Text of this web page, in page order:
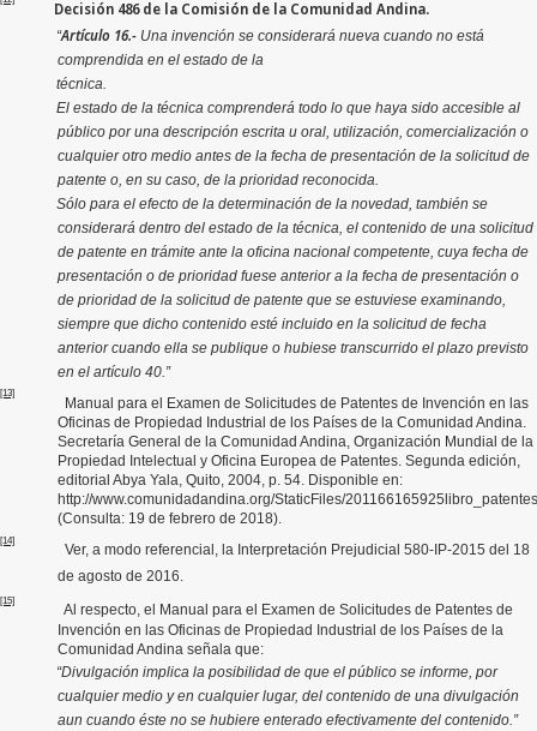
Decisión 486 de la Comisión de la Comunidad Andina.
“Artículo 16.- Una invención se considerará nueva cuando no está
comprendida en el estado de la
técnica.
El estado de la técnica comprenderá todo lo que haya sido accesible al
público por una descripción escrita u oral, utilización, comercialización o
cualquier otro medio antes de la fecha de presentación de la solicitud de
patente o, en su caso, de la prioridad reconocida.
Sólo para el efecto de la determinación de la novedad, también se
considerará dentro del estado de la técnica, el contenido de una solicitud
de patente en trámite ante la oficina nacional competente, cuya fecha de
presentación o de prioridad fuese anterior a la fecha de presentación o
de prioridad de la solicitud de patente que se estuviese examinando,
siempre que dicho contenido esté incluido en la solicitud de fecha
anterior cuando ella se publique o hubiese transcurrido el plazo previsto
en el artículo 40.”
[13]
Manual para el Examen de Solicitudes de Patentes de Invención en las
Oficinas de Propiedad Industrial de los Países de la Comunidad Andina.
Secretaría General de la Comunidad Andina, Organización Mundial de la
Propiedad Intelectual y Oficina Europea de Patentes. Segunda edición,
editorial Abya Yala, Quito, 2004, p. 54. Disponible en:
http://www.comunidadandina.org/StaticFiles/
(Consulta: 19 de febrero de 2018).
[14]
Ver, a modo referencial, la Interpretación Prejudicial 580-IP-2015 del 18
de agosto de 2016.
[15]
Al respecto, e l Manual para el Examen de Solicitudes de Patentes de
Invención en las Oficinas de Propiedad Industrial de los Países de la
Comunidad Andina señala que:
“Divulgación implica la posibilidad de que el público se informe, por
cualquier medio y en cualquier lugar, del contenido de una divulgación
aun cuando éste no se hubiere enterado efectivamente del contenido.”